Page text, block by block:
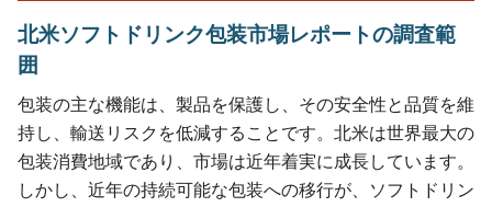
北米ソフトドリンク包装市場レポートの調査範
囲
包装の主な機能は、製品を保護し、その安全性と品質を維
持し、輸送リスクを低減することです。北米は世界最大の
包装消費地域であり、市場は近年着実に成長しています。
しかし、近年の持続可能な包装への移行が、ソフトドリン